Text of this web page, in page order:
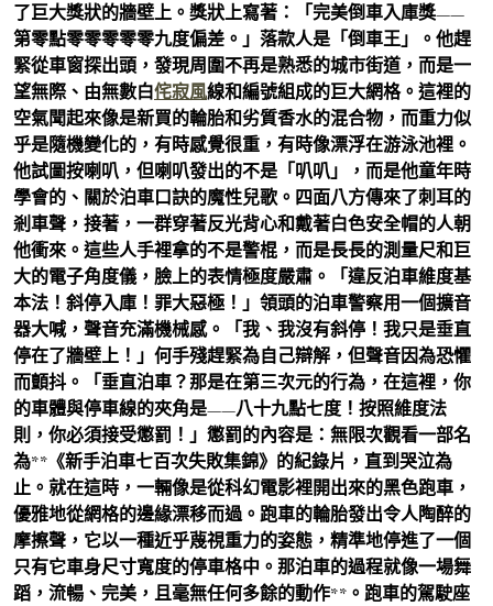
了巨大獎狀的牆壁上。獎狀上寫著：「完美倒車入庫獎——
第零點零零零零零九度偏差。」落款人是「倒車王」。他趕
緊從車窗探出頭，發現周圍不再是熟悉的城市街道，而是一
望無際、由無數白侘寂風線和編號組成的巨大網格。這裡的
空氣聞起來像是新買的輪胎和劣質香水的混合物，而重力似
乎是隨機變化的，有時感覺很重，有時像漂浮在游泳池裡。
他試圖按喇叭，但喇叭發出的不是「叭叭」，而是他童年時
學會的、關於泊車口訣的魔性兒歌。四面八方傳來了刺耳的
剎車聲，接著，一群穿著反光背心和戴著白色安全帽的人朝
他衝來。這些人手裡拿的不是警棍，而是長長的測量尺和巨
大的電子角度儀，臉上的表情極度嚴肅。「違反泊車維度基
本法！斜停入庫！罪大惡極！」領頭的泊車警察用一個擴音
器大喊，聲音充滿機械感。「我、我沒有斜停！我只是垂直
停在了牆壁上！」何手殘趕緊為自己辯解，但聲音因為恐懼
而顫抖。「垂直泊車？那是在第三次元的行為，在這裡，你
的車體與停車線的夾角是——八十九點七度！按照維度法
則，你必須接受懲罰！」懲罰的內容是：無限次觀看一部名
為**《新手泊車七百次失敗集錦》的紀錄片，直到哭泣為
止。就在這時，一輛像是從科幻電影裡開出來的黑色跑車，
優雅地從網格的邊緣漂移而過。跑車的輪胎發出令人陶醉的
摩擦聲，它以一種近乎蔑視重力的姿態，精準地停進了一個
只有它車身尺寸寬度的停車格中。那泊車的過程就像一場舞
蹈，流暢、完美，且毫無任何多餘的動作**。跑車的駕駛座